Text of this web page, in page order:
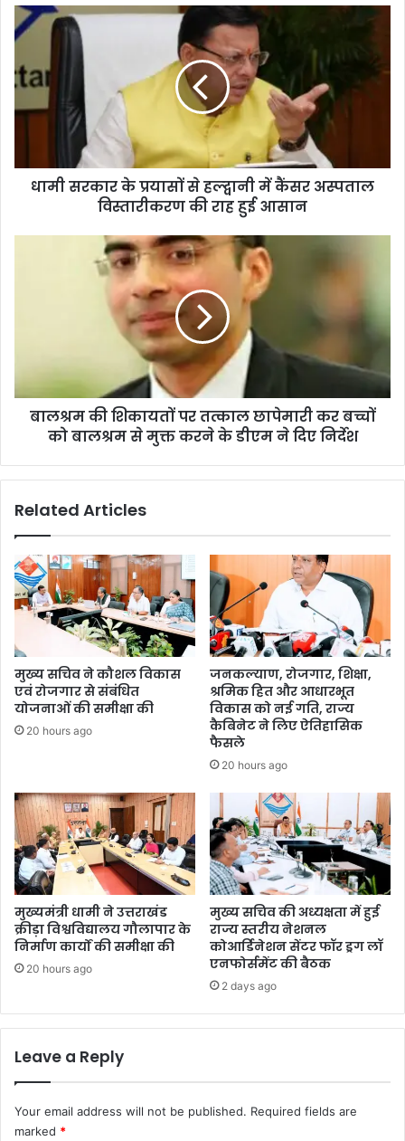
धामी सरकार के प्रयासों से हल्द्वानी में कैंसर अस्पताल
विस्तारीकरण की राह हुई आसान
बालश्रम की शिकायतों पर तत्काल छापेमारी कर बच्चों
को बालश्रम से मुक्त करने के डीएम ने दिए निर्देश
Related Articles
मुख्य सचिव ने कौशल विकास
एवं रोजगार से संबंधित
योजनाओं की समीक्षा की
20 hours ago
जनकल्याण, रोजगार, शिक्षा,
श्रमिक हित और आधारभूत
विकास को नई गति, राज्य
कैबिनेट ने लिए ऐतिहासिक
फैसले
20 hours ago
मुख्यमंत्री धामी ने उत्तराखंड
क्रीड़ा विश्वविद्यालय गौलापार के
निर्माण कार्यों की समीक्षा की
20 hours ago
मुख्य सचिव की अध्यक्षता में हुई
राज्य स्तरीय नेशनल
कोआर्डिनेशन सेंटर फॉर ड्रग लॉ
एनफोर्समेंट की बैठक
2 days ago
Leave a Reply
Your email address will not be published. Required fields are
marked *